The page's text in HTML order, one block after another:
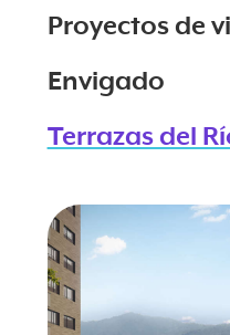
Proyectos de
Envigado
Terrazas del